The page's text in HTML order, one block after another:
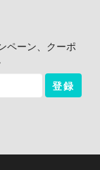
ペーン、クーポ
登録